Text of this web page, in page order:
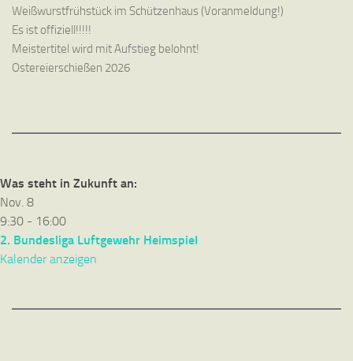
Weißwurstfrühstück im Schützenhaus (Voranmeldung!)
Es ist offiziell!!!!!
Meistertitel wird mit Aufstieg belohnt!
Ostereierschießen 2026
Was steht in Zukunft an:
Nov. 8
9:30 - 16:00
2. Bundesliga Luftgewehr Heimspiel
Kalender anzeigen